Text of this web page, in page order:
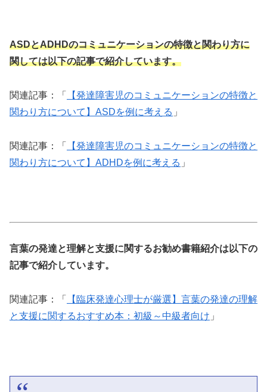
ASDとADHDのコミュニケーションの特徴と関わり方に
関しては以下の記事で紹介しています。
関連記事：「
【発達障害児のコミュニケーションの特徴と
関わり方について】ASDを例に考える 」
関連記事：「
【発達障害児のコミュニケーションの特徴と
関わり方について】ADHDを例に考える 」
言葉の発達と理解と支援に関するお勧め書籍紹介は以下の
記事で紹介しています。
関連記事：「
【臨床発達心理士が厳選】言葉の発達の理解
と支援に関するおすすめ本：初級～中級者向け 」